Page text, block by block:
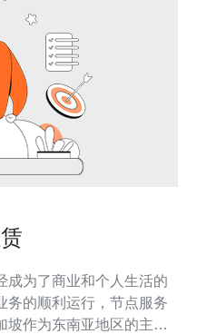
成为了商业和个人生活的
务的顺利运行，节点服务
坡作为东南亚地区的主要